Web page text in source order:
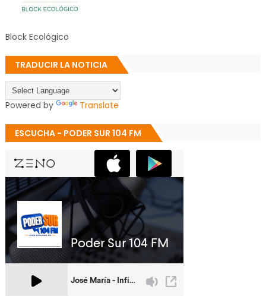
Block Ecológico
TRADUCIR LA NOTICIA
Powered by Translate
ESCUCHA - PODER SUR 104 FM